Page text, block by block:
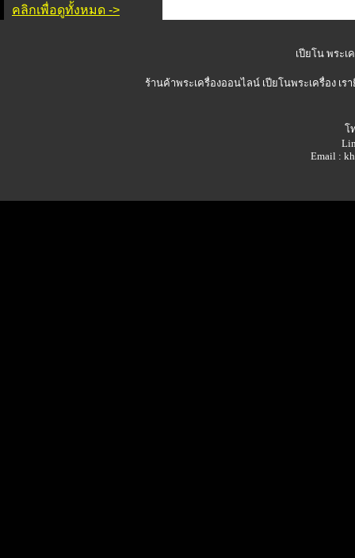
คลิกเพื่อดูทั้งหมด ->
เปียโน พระเ
ร้านค้าพระเครื่องออนไลน์ เปียโนพระเครื่อง เ
โ
Email :